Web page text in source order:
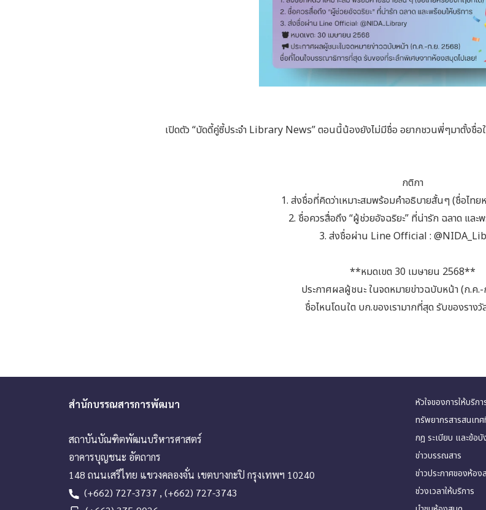
เปิดตัว “บัดดี้คู่ซี้ประจำ Library News” ตอนนี้น้องยังไม่มีชื่อ อยากชวนพี่ๆมาตั้งชื่อใ
กติกา
1. ส่งชื่อที่คิดว่าเหมาะสมพร้อมคำอธิบายสั้นๆ (ชื่อไท
2. ชื่อควรสื่อถึง “ผู้ช่วยอัจฉริยะ” ที่น่ารัก ฉลาด และ
3. ส่งชื่อผ่าน Line Official :
**หมดเขต 30 เมษายน 2568**
ประกาศผลผู้ชนะ ในจดหมายข่าวฉบับหน้า (ก.ค
ชื่อไหนโดนใต บก.ของเรามากที่สุด รับของรางวั
สำนักบรรณสารการพัฒนา
สถาบันบัณฑิตพัฒนบริหารศาสตร์
อาคารบุญชนะ อัตถากร
148 ถนนเสรีไทย แขวงคลองจั่น เขตบางกะปิ กรุงเทพฯ 10240
(+662) 727-3737 , (+662) 727-3743
หัวใจของการให้บริกา
ทรัพยากรสารสนเทศ
กฎ ระเบียบ และข้อบั
ข่าวบรรณสาร
ข่าวประกาศของห้อง
ช่วงเวลาให้บริการ